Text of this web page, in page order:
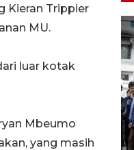
Kieran Trippier
MU.
luar kotak
Mbeumo
yang masih